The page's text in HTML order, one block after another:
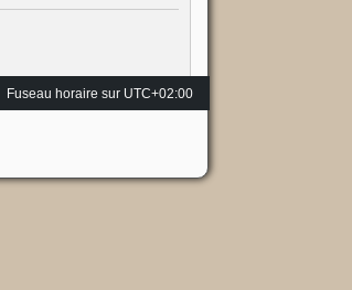
Fuseau horaire sur UTC+02:00